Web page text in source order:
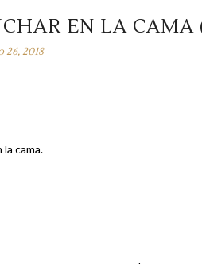
EN LA
26, 2018
cama.